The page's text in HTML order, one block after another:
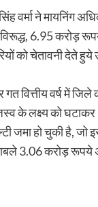
वर्मा ने मायनिंग
6.95 करोड़
को चेतावनी देते हुये
गत वित्तीय वर्ष में
के लक्ष्य को
जमा हो चुकी है, जो
3.06 करोड़